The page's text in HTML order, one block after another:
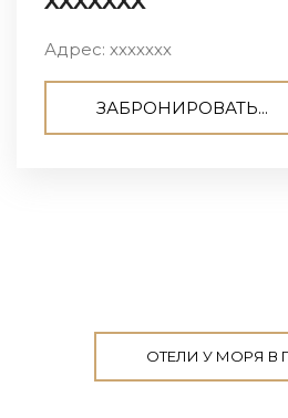
Адрес: ххххххх
ЗАБРОНИРОВАТЬ...
ОТЕЛИ У МОРЯ В